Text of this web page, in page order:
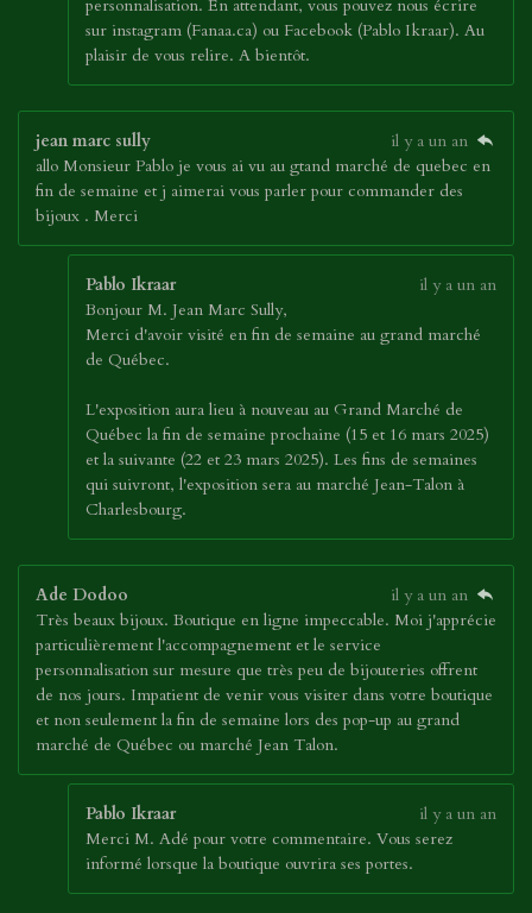
personnalisation. En attendant, vous pouvez nous écrire
sur instagram (Fanaa.ca) ou Facebook (Pablo Ikraar). Au
plaisir de vous relire. A bientôt.
jean marc sully
il y a un an
allo Monsieur Pablo je vous ai vu au gtand marché de quebec en
fin de semaine et j aimerai vous parler pour commander des
bijoux . Merci
Pablo Ikraar
il y a un an
Bonjour M. Jean Marc Sully,
Merci d'avoir visité en fin de semaine au grand marché
de Québec.
L'exposition aura lieu à nouveau au Grand Marché de
Québec la fin de semaine prochaine (15 et 16 mars 2025)
et la suivante (22 et 23 mars 2025). Les fins de semaines
qui suivront, l'exposition sera au marché Jean-Talon à
Charlesbourg.
Ade Dodoo
il y a un an
Très beaux bijoux. Boutique en ligne impeccable. Moi j'apprécie
particulièrement l'accompagnement et le service
personnalisation sur mesure que très peu de bijouteries offrent
de nos jours. Impatient de venir vous visiter dans votre boutique
et non seulement la fin de semaine lors des pop-up au grand
marché de Québec ou marché Jean Talon.
Pablo Ikraar
il y a un an
Merci M. Adé pour votre commentaire. Vous serez
informé lorsque la boutique ouvrira ses portes.